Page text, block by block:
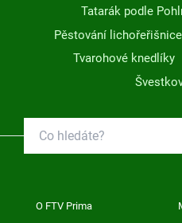
Tatarák podle
Pěstování lichořeřišnice
Tvarohové knedlíky
O FTV Prima